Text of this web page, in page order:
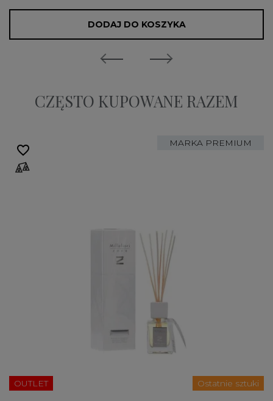
DODAJ DO KOSZYKA
CZĘSTO KUPOWANE RAZEM
MARKA PREMIUM
OUTLET Ostatnie sztuki
favorite_border